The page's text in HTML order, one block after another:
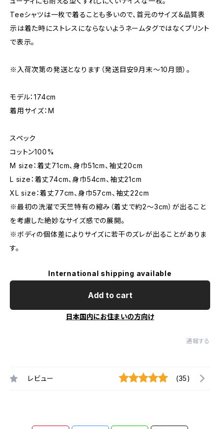
Teeシャツは一枚で着ることも多いので、首元のサイズ＆品質表
示は着た時にストレスにならないようネームタグではなくプリント
で表示。
※入荷次第の発送となります（発送目安9月末〜10月頭）。
モデル：174cm
着用サイズ：M
スペック
コットン100%
M size：着丈71cm、身巾51cm、袖丈20cm
L size：着丈74cm、身巾54cm、袖丈21cm
XL size：着丈77cm、身巾57cm、袖丈22cm
※最初の洗濯で天竺特有の縮み（着丈で約2〜3cm）が出ること
を考慮した絶妙なサイズ感での展開。
※ボディの個体差によりサイズに若干のズレが出ることがありま
す。
International shipping available
Add to cart
日本国内にお住まいの方向け
通報する
レビュー (35)